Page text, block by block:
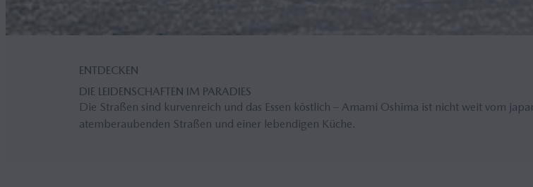
ENTDECKEN
DIE LEIDENSCHAFTEN IM PARADIES
Die Straßen sind kurvenreich und das Essen köstlich – Amami Oshima ist nicht weit vom
atemberaubenden Straßen und einer lebendigen Küche.